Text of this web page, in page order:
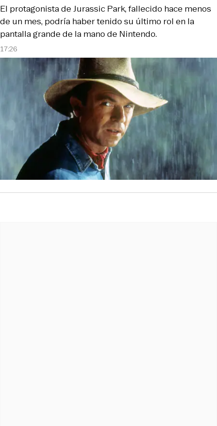
17:26
El protagonista de Jurassic Park, fallecido hace menos
de un mes, podría haber tenido su último rol en la
pantalla grande de la mano de Nintendo.